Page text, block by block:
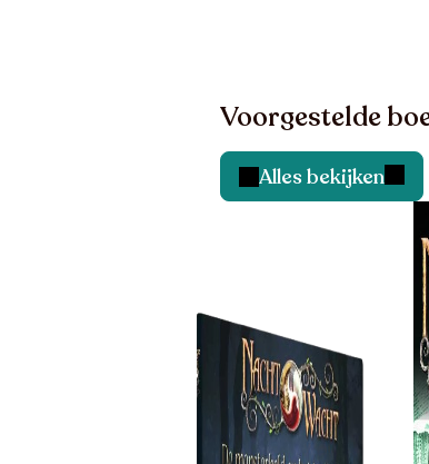
Voorgestelde
Alles bekijken